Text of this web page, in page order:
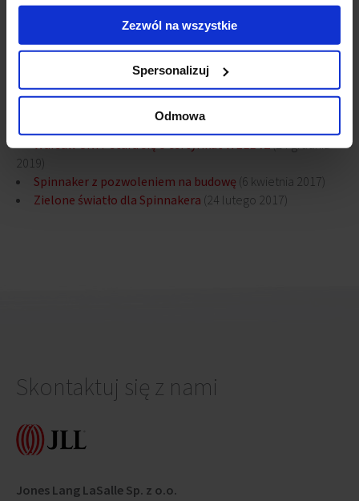
Zezwól na wszystkie
Spersonalizuj
Odmowa
(15 października 2021)
Warsaw Unit otwarty dla najemców(20 maja 2021)
The Warsaw HUB oraz Warsaw UNIT
najbezpieczniejszymi budynkami na świecie(21 września
Warsaw UNIT stara się o certyfikat WELL v2(24 grudnia
2019)
Spinnaker z pozwoleniem na budowę (6 kwietnia 2017)
Zielone światło dla Spinnakera (24 lutego 2017)
Skontaktuj się z nami
Jones Lang LaSalle Sp. z o.o.